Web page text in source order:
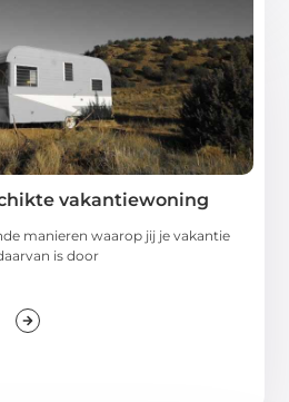
vakantiewoning
manieren waarop jij je vakantie
is door